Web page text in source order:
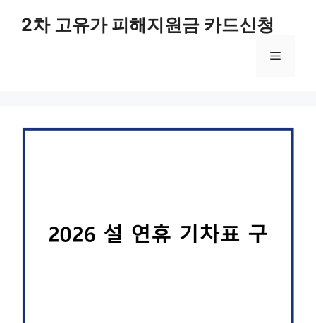
2차 고유가 피해지원금 카드신청
메